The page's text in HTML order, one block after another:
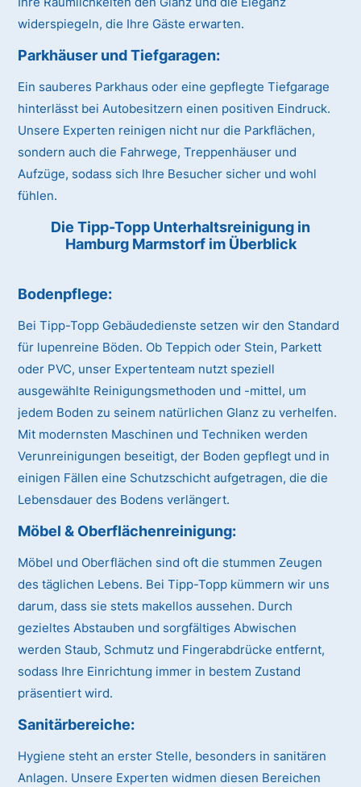
widerspiegeln, die Ihre Gäste erwarten.
Parkhäuser und Tiefgaragen:
Ein sauberes Parkhaus oder eine gepflegte Tiefgarage
hinterlässt bei Autobesitzern einen positiven Eindruck.
Unsere Experten reinigen nicht nur die Parkflächen,
sondern auch die Fahrwege, Treppenhäuser und
Aufzüge, sodass sich Ihre Besucher sicher und wohl
fühlen.
Die Tipp-Topp Unterhaltsreinigung in
Hamburg Marmstorf im Überblick
Bodenpflege:
Bei Tipp-Topp Gebäudedienste setzen wir den Standard
für lupenreine Böden. Ob Teppich oder Stein, Parkett
oder PVC, unser Expertenteam nutzt speziell
ausgewählte Reinigungsmethoden und -mittel, um
jedem Boden zu seinem natürlichen Glanz zu verhelfen.
Mit modernsten Maschinen und Techniken werden
Verunreinigungen beseitigt, der Boden gepflegt und in
einigen Fällen eine Schutzschicht aufgetragen, die die
Lebensdauer des Bodens verlängert.
Möbel & Oberflächenreinigung:
Möbel und Oberflächen sind oft die stummen Zeugen
des täglichen Lebens. Bei Tipp-Topp kümmern wir uns
darum, dass sie stets makellos aussehen. Durch
gezieltes Abstauben und sorgfältiges Abwischen
werden Staub, Schmutz und Fingerabdrücke entfernt,
sodass Ihre Einrichtung immer in bestem Zustand
präsentiert wird.
Sanitärbereiche:
Hygiene steht an erster Stelle, besonders in sanitären
Anlagen. Unsere Experten widmen diesen Bereichen